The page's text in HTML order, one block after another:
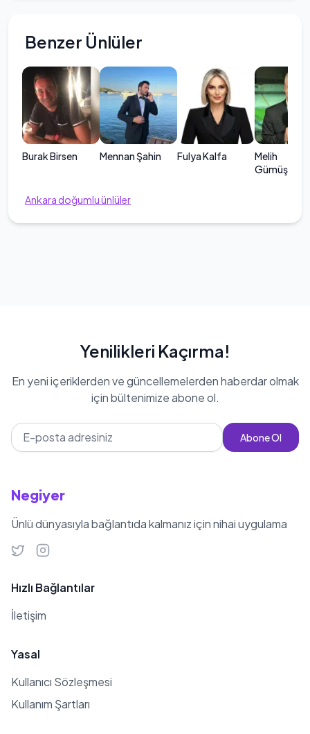
Benzer Ünlüler
Burak Birsen Mennan Şahin Fulya Kalfa
Melih
Ankara doğumlu ünlüler
Yenilikleri Kaçırma!
En yeni içeriklerden ve güncellemelerden haberdar olmak
için bültenimize abone ol.
Abone Ol
Negiyer
Ünlü dünyasıyla bağlantıda kalmanız için nihai uygulama
Hızlı Bağlantılar
İletişim
Yasal
Kullanıcı Sözleşmesi
Kullanım Şartları